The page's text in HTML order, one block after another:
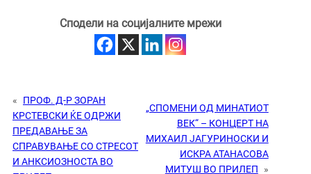
Сподели на социјалните мрежи
«
ПРОФ. Д-Р ЗОРАН
КРСТЕВСКИ ЌЕ ОДРЖИ
ПРЕДАВАЊЕ ЗА
СПРАВУВАЊЕ СО СТРЕСОТ
И АНКСИОЗНОСТА ВО
„СПОМЕНИ ОД МИНАТИОТ
ВЕК“ – КОНЦЕРТ НА
МИХАИЛ ЈАГУРИНОСКИ И
ИСКРА АТАНАСОВА
МИТУШ ВО ПРИЛЕП
»